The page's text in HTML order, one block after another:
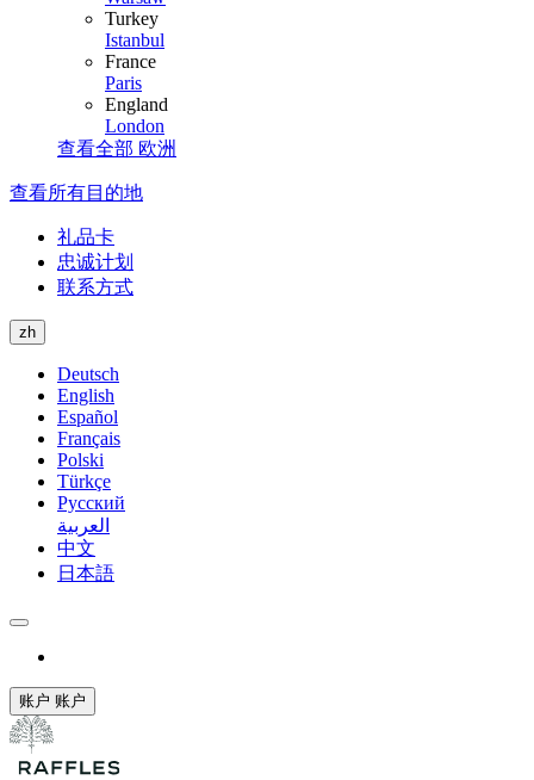
Turkey
Istanbul
France
Paris
England
London
查看全部 欧洲
查看所有目的地
礼品卡
忠诚计划
联系方式
zh
Deutsch
English
Español
Français
Polski
Türkçe
Русский
العربية
中文
日本語
账户 账户